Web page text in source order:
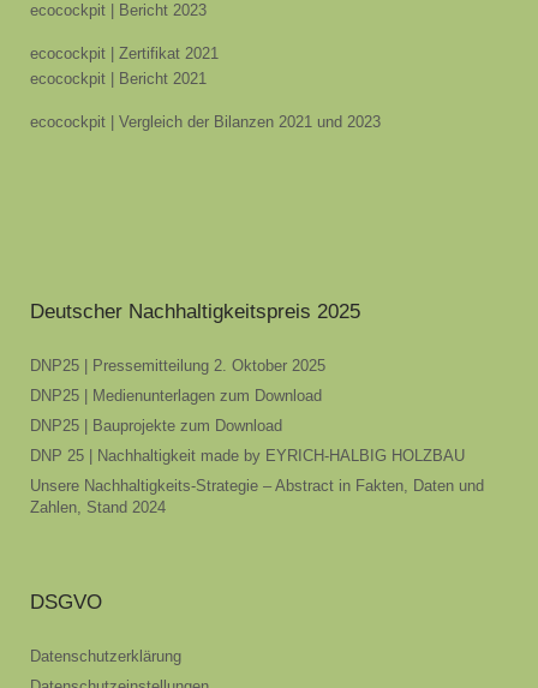
ecocockpit | Bericht 2023
ecocockpit | Zertifikat 2021
ecocockpit | Bericht 2021
ecocockpit | Vergleich der Bilanzen 2021 und 2023
Deutscher Nachhaltigkeitspreis 2025
DNP25 | Pressemitteilung 2. Oktober 2025
DNP25 | Medienunterlagen zum Download
DNP25 | Bauprojekte zum Download
DNP 25 | Nachhaltigkeit made by EYRICH-HALBIG HOLZBAU
Unsere Nachhaltigkeits-Strategie – Abstract in Fakten, Daten und
Zahlen, Stand 2024
DSGVO
Datenschutzerklärung